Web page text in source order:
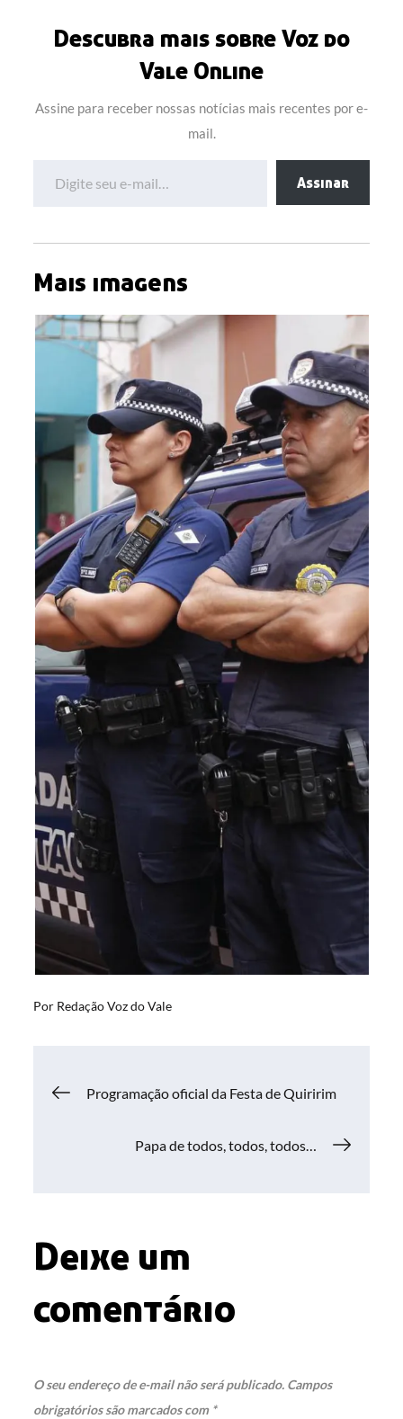
Descubra mais sobre Voz do
Vale Online
Assine para receber nossas notícias mais recentes por e-
mail.
Assinar
Mais imagens
Por Redação Voz do Vale
Navegação
Programação oficial da Festa de Quiririm
Papa de todos, todos, todos…
Deixe um
comentário
O seu endereço de e-mail não será publicado. Campos
obrigatórios são marcados com *